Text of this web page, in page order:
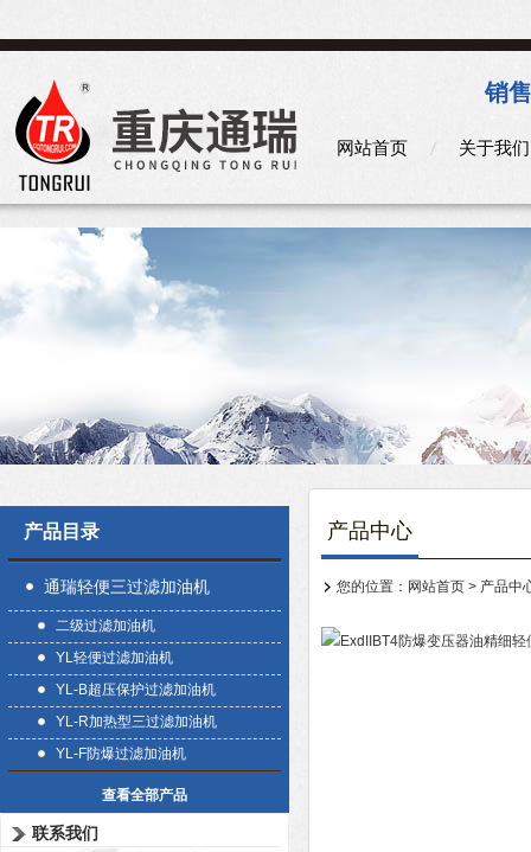
销
网站首页 关于我们
产品目录
通瑞轻便三过滤加油机
二级过滤加油机
YL轻便过滤加油机
YL-B超压保护过滤加油机
YL-R加热型三过滤加油机
YL-F防爆过滤加油机
查看全部产品
联系我们
产品中心
您的位置： 网站首页 > 产品中